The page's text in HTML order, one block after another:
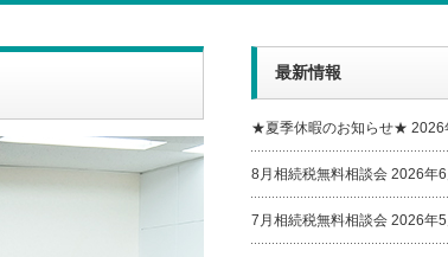
最新情報
★夏季休暇のお知らせ★ 2026
8月相続税無料相談会 2026年6
7月相続税無料相談会 2026年5